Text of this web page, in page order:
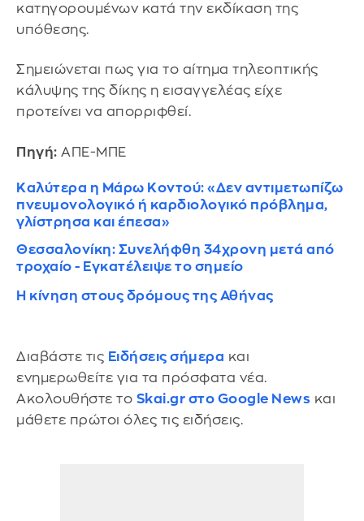
κατηγορουμένων κατά την εκδίκαση της
υπόθεσης.
Σημειώνεται πως για το αίτημα τηλεοπτικής
κάλυψης της δίκης η εισαγγελέας είχε
προτείνει να απορριφθεί.
Πηγή: ΑΠΕ-ΜΠΕ
Καλύτερα η Μάρω Κοντού: «Δεν αντιμετωπίζω
πνευμονολογικό ή καρδιολογικό πρόβλημα,
γλίστρησα και έπεσα»
Θεσσαλονίκη: Συνελήφθη 34χρονη μετά από
τροχαίο - Εγκατέλειψε το σημείο
Η κίνηση στους δρόμους της Αθήνας
Διαβάστε τις Ειδήσεις σήμερα και
ενημερωθείτε για τα πρόσφατα νέα.
Ακολουθήστε το Skai.gr στο Google News και
μάθετε πρώτοι όλες τις ειδήσεις.